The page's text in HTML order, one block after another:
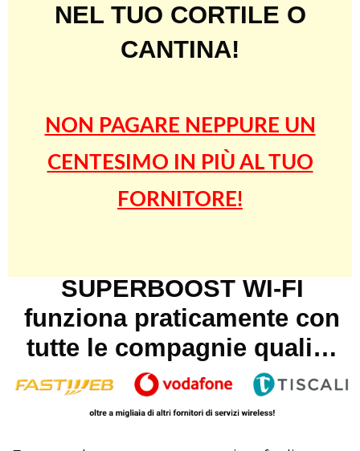
NEL TUO CORTILE O
CANTINA!
NON PAGARE NEPPURE UN
CENTESIMO IN PIÙ AL TUO
FORNITORE!
SUPERBOOST WI-FI
funziona praticamente con
tutte le compagnie quali…